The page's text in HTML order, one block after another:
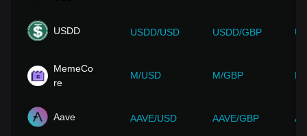
USDD USDD/USD USDD/GBP
MemeCo
re
M/USD M/GBP
Aave AAVE/USD AAVE/GBP